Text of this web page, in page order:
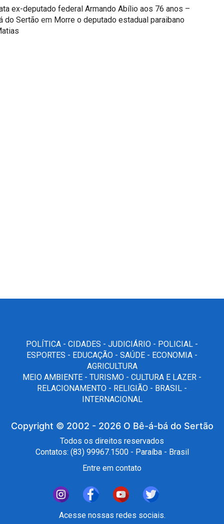
ex-deputado federal Armando Abílio aos 76 anos –
do Sertão em Morre o deputado estadual paraibano
POLÍTICA - CIDADES - JUDICIÁRIO - POLICIAL -
ESPORTES - EDUCAÇÃO - SAÚDE - ECONOMIA -
AGRICULTURA
MEIO AMBIENTE - TURISMO - CULTURA E LAZER -
RELACIONAMENTO - RELIGIÃO - BRASIL -
INTERNACIONAL
Copyright © 2002 - 2026O Bê-á-bá do Sertão
Todos os direitos reservados
Contatos: (83) 99967.1500 - Paraíba - Brasil
Entre em contato
Acesse nossas redes sociais.